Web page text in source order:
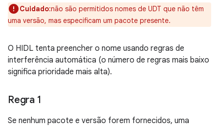
Cuidado:não são permitidos nomes de UDT que não têm
uma versão, mas especificam um pacote presente.
O HIDL tenta preencher o nome usando regras de
interferência automática (o número de regras mais baixo
significa prioridade mais alta).
Regra 1
Se nenhum pacote e versão forem fornecidos, uma